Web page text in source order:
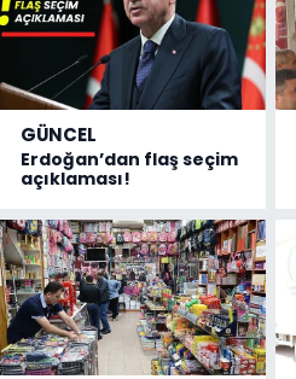
GÜNCEL
Erdoğan’dan flaş seçim
açıklaması!